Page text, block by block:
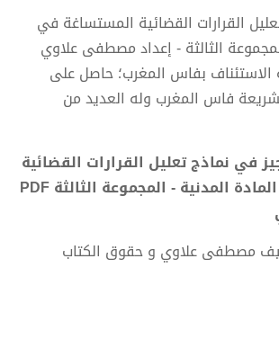
القرارات القضائية المستساغة في
الثالثة - إعداد مصطفى علاوي
بفاس المغرب؛ حاصل على
فاس المغرب وله العديد من
في نماذج تعليل القرارات القضائية
المستساغة في المادة المدنية - المجموعة الثالثة PDF
مصطفى علاوي و حقوق الكتاب